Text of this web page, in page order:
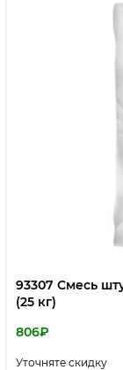
93307 Смесь
(25 кг)
806₽
Уточняте скидку